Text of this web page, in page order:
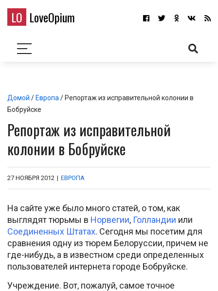
LO LoveOpium
Домой / Европа / Репортаж из исправительной колонии в
Бобруйске
Репортаж из исправительной
колонии в Бобруйске
27 НОЯБРЯ 2012 | ЕВРОПА
На сайте уже было много статей, о том, как
выглядят тюрьмы в Норвегии, Голландии или
Соединенных Штатах. Сегодня мы посетим для
сравнения одну из тюрем Белоруссии, причем не
где-нибудь, а в известном среди определенных
пользователей интернета городе Бобруйске.
Учреждение. Вот, пожалуй, самое точное